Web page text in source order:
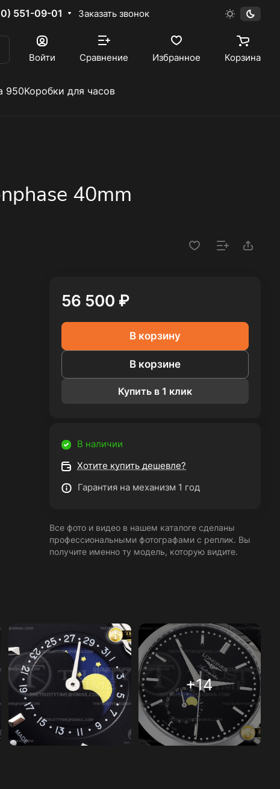
551-09-01 Заказать звонок
Войти Сравнение Избранное Корзина
950Коробки для часов
40mm
56 500 ₽
В корзину
В корзине
Купить в 1 клик
В наличии
Хотите купить дешевле?
Гарантия на механизм 1 год
Все фото и видео в нашем каталоге сделаны
профессиональными фотографами с реплик. Вы
получите именно ту модель, которую видите.